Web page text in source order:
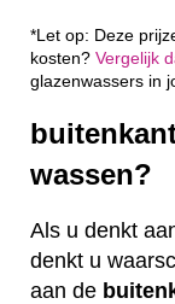
*Let op: Deze
kosten? Vergelijk
glazenwassers in
wassen?
Als u denkt
denkt u
aan de